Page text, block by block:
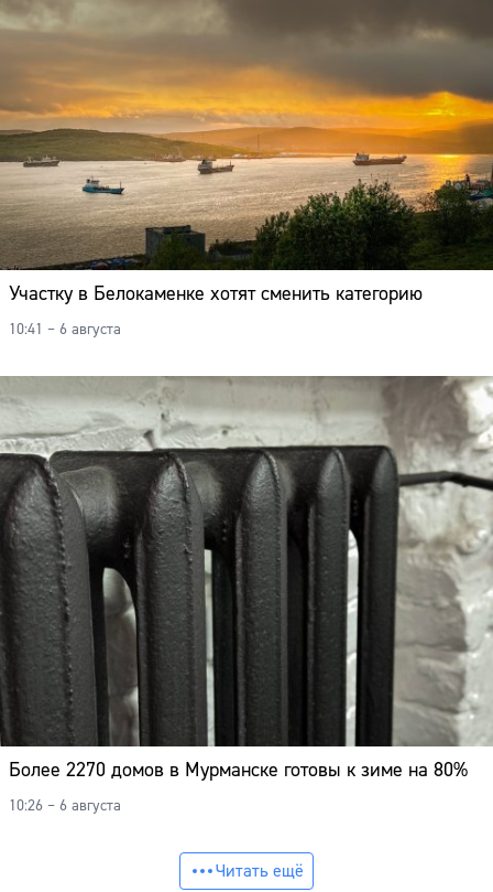
Участку в Белокаменке хотят сменить категорию
10:41 – 6 августа
Более 2270 домов в Мурманске готовы к зиме на 80%
10:26 – 6 августа
Читать ещё